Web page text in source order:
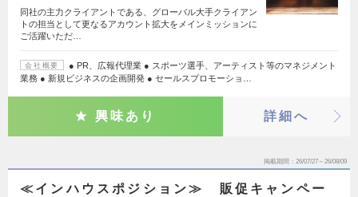
同社の主力クライアントである、グローバル大手クライアン
トの担当として更なるアカウント拡大をメインミッションに
ご活躍いただ…
会社概要
● PR、広報代理業 ● スポーツ選手、アーティスト等のマネジメント
業務 ● 新規ビジネスの企画開発 ● セールスプロモーショ…
興味あり 詳細へ
掲載期間 26/07/27～26/08/09
≪インハウスポジション≫ 販促キャンペー